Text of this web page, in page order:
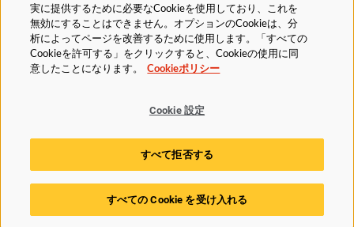
当社について
法的 プライバシーポリシー
アクセシビリティ方針
Cookieポリシー
Cookie 設定
© 2025 Husky Technologies. All rights reserved.
実に提供するために必要なCookieを使用しており、これを
無効にすることはできません。オプションのCookieは、分
析によってページを改善するために使用します。「すべての
Cookieを許可する」をクリックすると、Cookieの使用に同
意したことになります。
Cookieポリシー
Cookie 設定
すべて拒否する
すべての Cookie を受け入れる